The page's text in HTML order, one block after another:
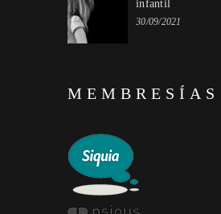
infantil
30/09/2021
MEMBRESÍAS